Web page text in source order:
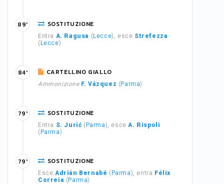
SOSTITUZIONE
Entra A. Ragusa ( Lecce), esce Strefezza
( Lecce)
89'
CARTELLINO GIALLO
Ammonizione F. Vázquez ( Parma)
84'
SOSTITUZIONE
Entra S. Jurić ( Parma), esceA. Rispoli
( Parma)
79'
SOSTITUZIONE
Esce Adrián Bernabé ( Parma), entra Félix
Correia ( Parma)
79'